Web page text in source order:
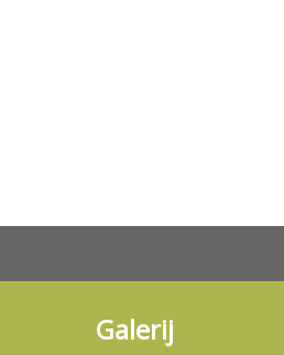
Galerij